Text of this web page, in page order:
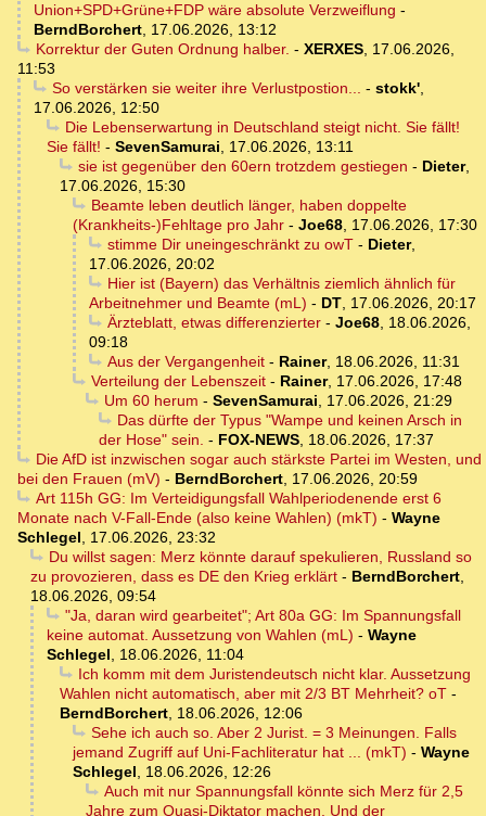
Union+SPD+Grüne+FDP wäre absolute Verzweiflung -
BerndBorchert, 17.06.2026, 13:12
Korrektur der Guten Ordnung halber. - XERXES, 17.06.2026,
11:53
So verstärken sie weiter ihre Verlustpostion... - stokk',
17.06.2026, 12:50
Die Lebenserwartung in Deutschland steigt nicht. Sie fällt!
Sie fällt! - SevenSamurai, 17.06.2026, 13:11
sie ist gegenüber den 60ern trotzdem gestiegen - Dieter,
17.06.2026, 15:30
Beamte leben deutlich länger, haben doppelte
(Krankheits-)Fehltage pro Jahr - Joe68, 17.06.2026, 17:30
stimme Dir uneingeschränkt zu owT- Dieter,
17.06.2026, 20:02
Hier ist (Bayern) das Verhältnis ziemlich ähnlich für
Arbeitnehmer und Beamte (mL) - DT, 17.06.2026, 20:17
Ärzteblatt, etwas differenzierter- Joe68, 18.06.2026,
09:18
Aus der Vergangenheit- Rainer, 18.06.2026, 11:31
Verteilung der Lebenszeit- Rainer, 17.06.2026, 17:48
Um 60 herum - SevenSamurai, 17.06.2026, 21:29
Das dürfte der Typus "Wampe und keinen Arsch in
der Hose" sein. - FOX-NEWS, 18.06.2026, 17:37
Die AfD ist inzwischen sogar auch stärkste Partei im Westen, und
bei den Frauen (mV) - BerndBorchert, 17.06.2026, 20:59
Art 115h GG: Im Verteidigungsfall Wahlperiodenende erst 6
Monate nach V-Fall-Ende (also keine Wahlen) (mkT) - Wayne
Schlegel, 17.06.2026, 23:32
Du willst sagen: Merz könnte darauf spekulieren, Russland so
zu provozieren, dass es DE den Krieg erklärt - BerndBorchert,
18.06.2026, 09:54
"Ja, daran wird gearbeitet"; Art 80a GG: Im Spannungsfall
keine automat. Aussetzung von Wahlen (mL) - Wayne
Schlegel, 18.06.2026, 11:04
Ich komm mit dem Juristendeutsch nicht klar. Aussetzung
Wahlen nicht automatisch, aber mit 2/3 BT Mehrheit? oT -
BerndBorchert, 18.06.2026, 12:06
Sehe ich auch so. Aber 2 Jurist. = 3 Meinungen. Falls
jemand Zugriff auf Uni-Fachliteratur hat ... (mkT) - Wayne
Schlegel, 18.06.2026, 12:26
Auch mit nur Spannungsfall könnte sich Merz für 2,5
Jahre zum Quasi-Diktator machen. Und der